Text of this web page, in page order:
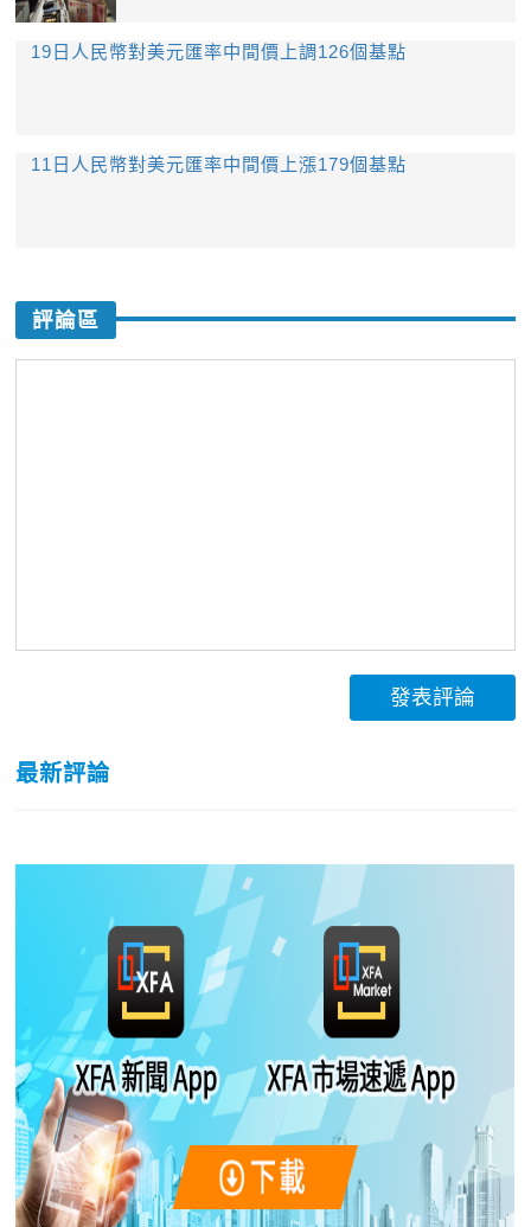
19日人民幣對美元匯率中間價上調126個基點
11日人民幣對美元匯率中間價上漲179個基點
評論區
發表評論
最新評論